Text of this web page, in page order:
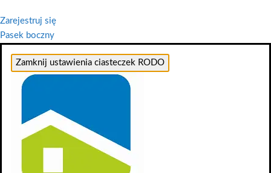
Zarejestruj się
Pasek boczny
Zamknij ustawienia ciasteczek RODO